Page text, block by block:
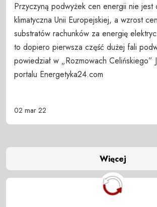
Przyczyną podwyżek cen energii nie jest
klimatyczna Unii Europejskiej, a wzrost
substratów rachunków za energię
to dopiero pierwsza część dużej fali
powiedział w „Rozmowach Celińskiego”
portalu Energetyka24.com
02 mar 22
Więcej